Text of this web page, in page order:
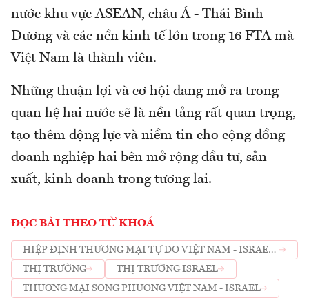
nước khu vực ASEAN, châu Á - Thái Bình
Dương và các nền kinh tế lớn trong 16 FTA mà
Việt Nam là thành viên.
Những thuận lợi và cơ hội đang mở ra trong
quan hệ hai nước sẽ là nền tảng rất quan trọng,
tạo thêm động lực và niềm tin cho cộng đồng
doanh nghiệp hai bên mở rộng đầu tư, sản
xuất, kinh doanh trong tương lai.
ĐỌC BÀI THEO TỪ KHOÁ
HIỆP ĐỊNH THƯƠNG MẠI TỰ DO VIỆT NAM - ISRAEL
(VIFTA)
THỊ TRƯỜNG
THỊ TRƯỜNG ISRAEL
THƯƠNG MẠI SONG PHƯƠNG VIỆT NAM - ISRAEL